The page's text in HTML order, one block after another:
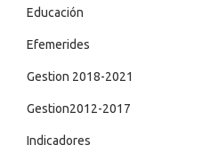
Educación
Efemerides
Gestion 2018-2021
Gestion2012-2017
Indicadores